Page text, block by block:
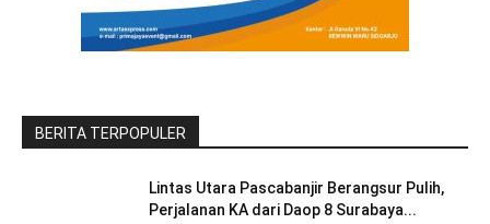
BERITA TERPOPULER
Lintas Utara Pascabanjir Berangsur Pulih,
Perjalanan KA dari Daop 8 Surabaya...